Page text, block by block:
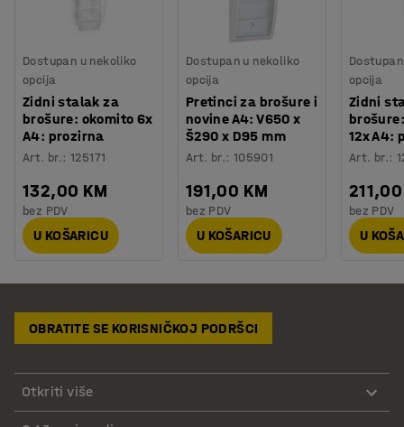
Dostupan u nekoliko
opcija
Zidni stalak za
brošure: okomito 6x
A4: prozirna
Art. br.:125171
132,00 KM
bez PDV
U KOŠARICU
Dostupan u nekoliko
opcija
Pretinci za brošure i
novine A4: V650 x
Š290 x D95 mm
Art. br.: 105901
191,00 KM
bez PDV
U KOŠARICU
opcija
Zidni
12x A4:
Art. br.:
bez PDV
U
OBRATITE SE KORISNIČKOJ PODRŠCI
Otkriti više